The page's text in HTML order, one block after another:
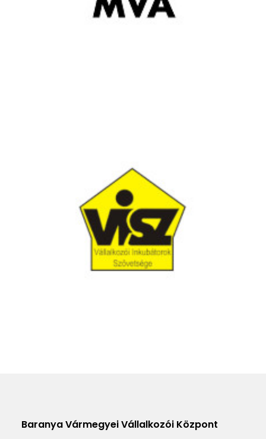
Baranya Vármegyei Vállalkozói Központ